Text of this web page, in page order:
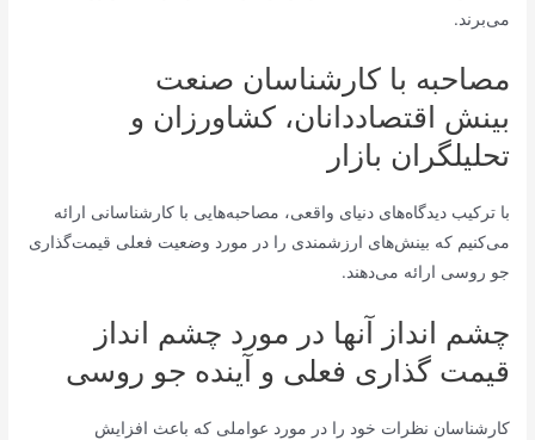
می‌برند.
مصاحبه با کارشناسان صنعت
بینش اقتصاددانان، کشاورزان و
تحلیلگران بازار
با ترکیب دیدگاه‌های دنیای واقعی، مصاحبه‌هایی با کارشناسانی ارائه
می‌کنیم که بینش‌های ارزشمندی را در مورد وضعیت فعلی قیمت‌گذاری
جو روسی ارائه می‌دهند.
چشم انداز آنها در مورد چشم انداز
قیمت گذاری فعلی و آینده جو روسی
کارشناسان نظرات خود را در مورد عواملی که باعث افزایش